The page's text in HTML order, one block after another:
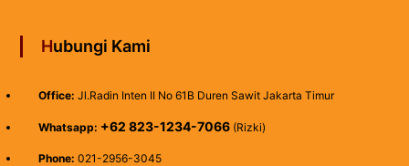
Hubungi Kami
Office: Jl.Radin Inten II No 61B Duren Sawit Jakarta Timur
Whatsapp: +62 823-1234-7066(Rizki)
Phone: 021-2956-3045